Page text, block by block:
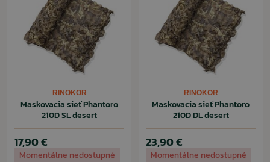
RINOKOR
Maskovacia sieť Phantoro
210D SL desert
17,90 €
Momentálne nedostupné
RINOKOR
Maskovacia sieť Phantoro
210D DL desert
23,90 €
Momentálne nedostupné